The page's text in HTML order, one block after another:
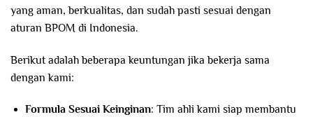
yang aman, berkualitas, dan sudah pasti sesuai dengan
aturan BPOM di Indonesia.
Berikut adalah beberapa keuntungan jika bekerja sama
dengan kami:
Formula Sesuai Keinginan: Tim ahli kami siap membantu